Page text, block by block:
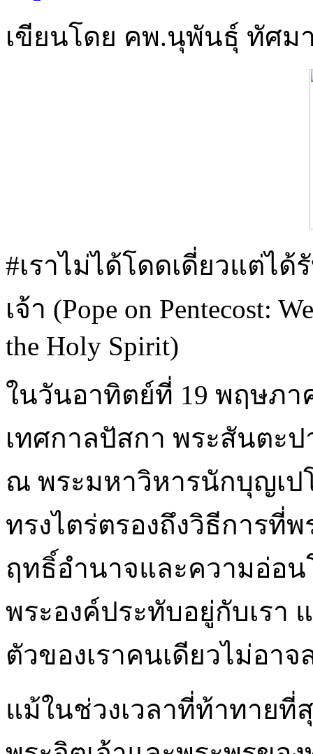
เขียนโดย คพ.นุพันธุ์ ทัศม
#เราไม่ได้โดดเดี่ยวแต่ไ
เจ้า (Pope on Pentecost:
the Holy Spirit)
ในวันอาทิตย์ที่ 19 พฤษภา
เทศกาลปัสกา พระสันตะ
ณ พระมหาวิหารนักบุญเป
ทรงไตร่ตรองถึงวิธีการที่
ฤทธิ์อำนาจและความอ่อน
พระองค์ประทับอยู่กับเรา
ตัวของเราคนเดียวไม่อา
แม้ในช่วงเวลาที่ท้าทาย